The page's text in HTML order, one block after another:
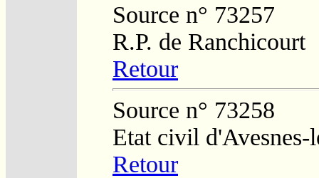
Source n° 73257
R.P. de Ranchicourt
Retour
Source n° 73258
Etat civil d'Avesnes-
Retour